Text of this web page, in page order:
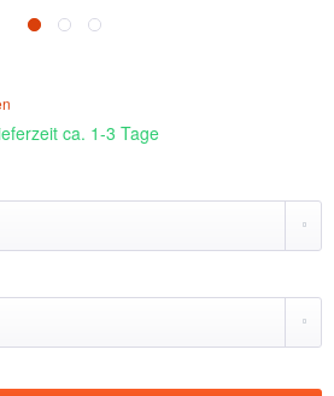
ca. 1-3 Tage